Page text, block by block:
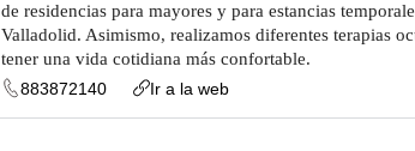
de residencias para mayores y para estancias
Valladolid. Asimismo, realizamos diferentes terapias
tener una vida cotidiana más confortable.
883872140
Ir a la web